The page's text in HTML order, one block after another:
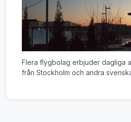
Flera flygbolag erbjuder dagliga
från Stockholm och andra